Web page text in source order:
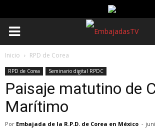
Inicio RPD de Corea
RPD de Corea Seminario digital RPDC
Paisaje matutino de
Marítimo
Por Embajada de la R.P.D. de Corea en México -